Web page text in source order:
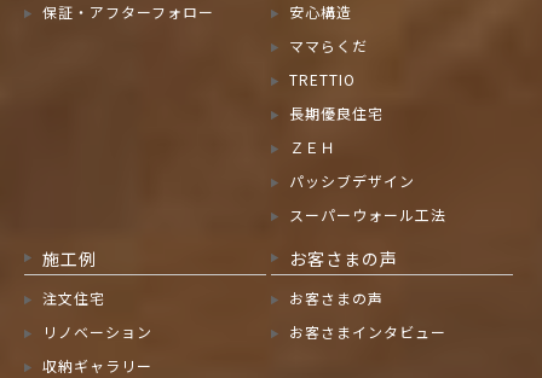
保証・アフターフォロー
安心構造
ママらくだ
TRETTIO
長期優良住宅
ＺＥＨ
パッシブデザイン
スーパーウォール工法
施工例
注文住宅
リノベーション
収納ギャラリー
お客さまの声
お客さまの声
お客さまインタビュー